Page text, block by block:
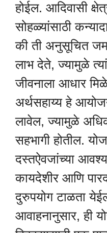
होईल. आदिवासी
सोहळ्यांसाठी
की ती अनुसूचित
लाभ देते, ज्यामुळे
जीवनाला आधार
अर्थसहाय्य हे
लावेल, ज्यामुळे
सहभागी होतील.
दस्तऐवजांच्या
कायदेशीर आणि
दुरुपयोग टाळता
आवाहनानुसार, ही